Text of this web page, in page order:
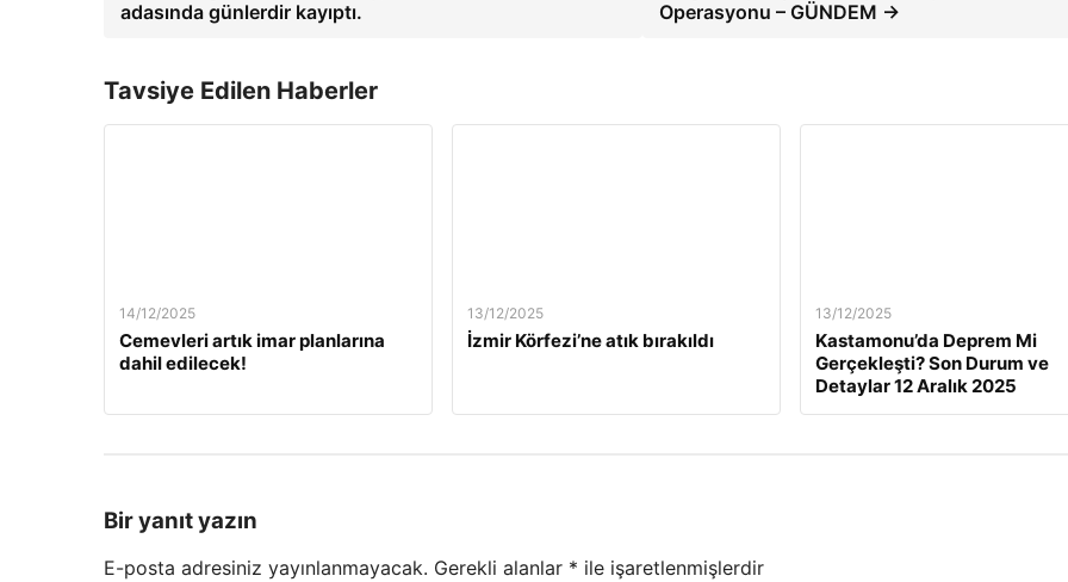
adasında günlerdir kayıptı.
Operasyonu – GÜNDEM →
Tavsiye Edilen Haberler
14/12/2025
Cemevleri artık imar planlarına
dahil edilecek!
13/12/2025
İzmir Körfezi’ne atık bırakıldı
13/12/2025
Kastamonu’da Deprem Mi
Gerçekleşti? Son Durum ve
Detaylar 12 Aralık 2025
Bir yanıt yazın
E-posta adresiniz yayınlanmayacak. Gerekli alanlar * ile işaretlenmişlerdir